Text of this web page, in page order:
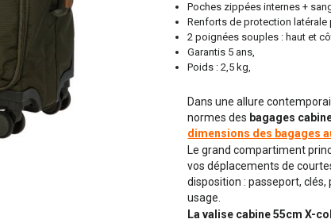
Poches zippées internes +
Renforts de protection latérale
2 poignées souples : haut et
Garantis 5 ans,
Poids : 2,5 kg,
Dans une allure
normes des bagages
dimensions des bagages
Le grand compartiment
vos déplacements de
disposition : passeport,
usage.
La valise cabine 55cm X-